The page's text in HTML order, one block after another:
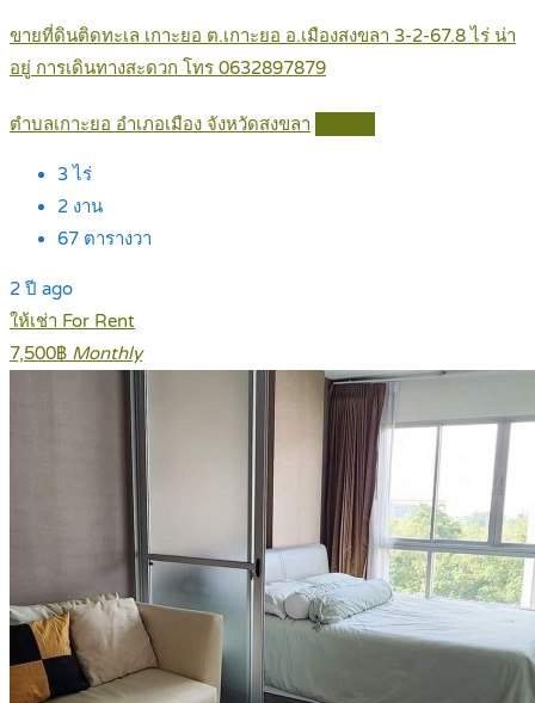
ขายที่ดินติดทะเล เกาะยอ ต.เกาะยอ อ.เมืองสงขลา 3-2-67.8 ไร่ น่า
อยู่ การเดินทางสะดวก โทร 0632897879
ตำบลเกาะยอ อำเภอเมือง จังหวัดสงขลา
3ไร่
2 งาน
67 ตารางวา
2 ปี ago
ให้เช่า For Rent
7,500฿ Monthly